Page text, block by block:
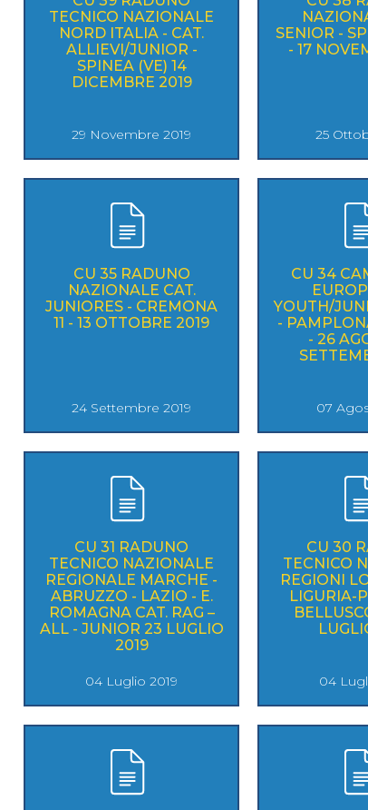
TECNICO NAZIONALE
NORD ITALIA - CAT.
ALLIEVI/JUNIOR -
SPINEA (VE) 14
DICEMBRE 2019
29 Novembre 2019
SENIOR -
- 17
25
CU 35 RADUNO
NAZIONALE CAT.
JUNIORES - CREMONA
11 - 13 OTTOBRE 2019
24 Settembre 2019
CU 34
YOUTH/
-
- 26
07
CU 31 RADUNO
TECNICO NAZIONALE
REGIONALE MARCHE -
ABRUZZO - LAZIO - E.
ROMAGNA CAT. RAG –
ALL - JUNIOR 23 LUGLIO
2019
04 Luglio 2019
CU 30
TECNICO
REGIONI
LIGURIA-
04